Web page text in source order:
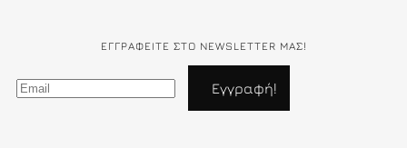
ΕΓΓΡΑΦΕΊΤΕ ΣΤΟ NEWSLETTER ΜΑΣ!